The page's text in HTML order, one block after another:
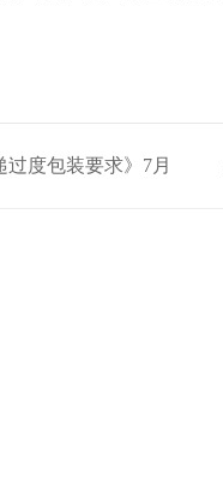
过度包装要求》7月